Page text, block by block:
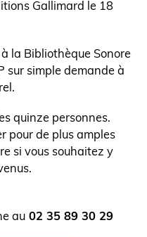
Gallimard le 18
la Bibliothèque Sonore
sur simple demande à
quinze personnes.
pour de plus amples
si vous souhaitez y
au 02 35 89 30 29